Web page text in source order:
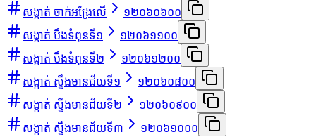
សង្កាត់ ចាក់អង្រែលើ
១២០៦០៦០០
សង្កាត់ បឹងទំពុនទី១
១២០៦១១០០
សង្កាត់ បឹងទំពុនទី២
១២០៦១២០០
សង្កាត់ ស្ទឹងមានជ័យទី១
១២០៦០៨០០
សង្កាត់ ស្ទឹងមានជ័យទី២
១២០៦០៩០០
សង្កាត់ ស្ទឹងមានជ័យទី៣
១២០៦១០០០